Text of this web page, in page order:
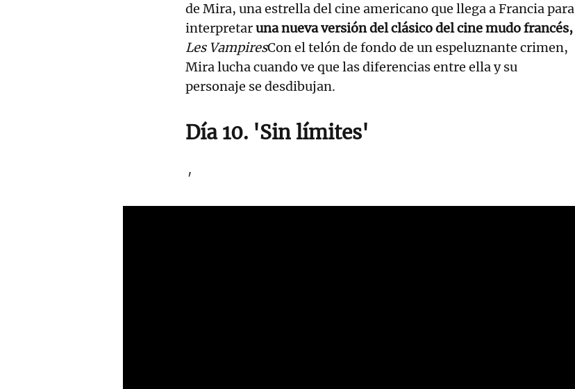
de Mira, una estrella del cine americano que llega a Francia para
interpretaruna nueva versión del clásico del cine mudo francés,
Les VampiresCon el telón de fondo de un espeluznante crimen,
Mira lucha cuando ve que las diferencias entre ella y su
personaje se desdibujan.
Día 10. 'Sin límites'
'